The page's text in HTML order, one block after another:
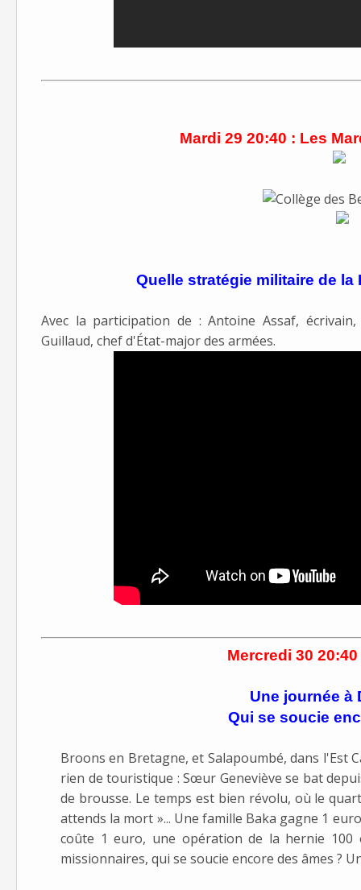
Mardi 29 20:40 : Les
Quelle stratégie militaire de la
Avec la participation de : Antoine Assaf,
Guillaud, chef d'État-major des armées.
Mercredi 30
Une journée à
Qui se soucie
Broons en Bretagne, et Salapoumbé, dans
rien de touristique : Sœur Geneviève se bat
de brousse. Le temps est bien révolu, où le
attends la mort »... Une famille Baka gagne 1
coûte 1 euro, une opération de la hernie 100
missionnaires, qui se soucie encore des âmes ?